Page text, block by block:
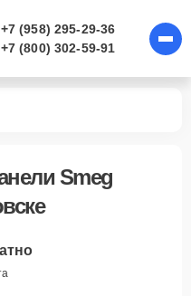
+7 (958) 295-29-36
+7 (800) 302-59-91
Smeg